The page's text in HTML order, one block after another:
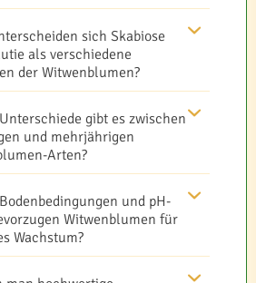
sich Skabiose
als verschiedene
der Witwenblumen?
gibt es zwischen
und mehrjährigen
Arten?
und pH-
Witwenblumen für
Wachstum?